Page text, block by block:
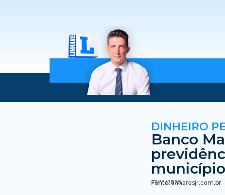
DINHEIRO
Banco
Fonte: linharesjr.com.br
21/11/2025